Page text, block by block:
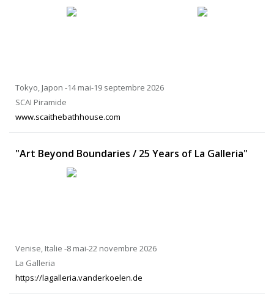
Tokyo, Japon -14 mai-19 septembre 2026
SCAI Piramide
www.scaithebathhouse.com
"Art Beyond Boundaries / 25 Years of La Galleria"
Venise, Italie -8 mai-22 novembre 2026
La Galleria
https://lagalleria.vanderkoelen.de